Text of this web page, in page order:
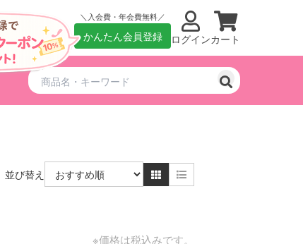
入会費・年会費無料
かんたん会員登録 ログインカート
並び替え
※価格は税込みです。